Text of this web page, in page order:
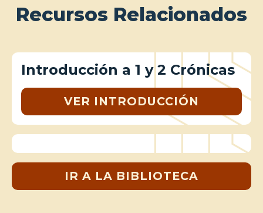
Recursos Relacionados
Introducción a 1 y 2 Crónicas
VER INTRODUCCIÓN
IR A LA BIBLIOTECA